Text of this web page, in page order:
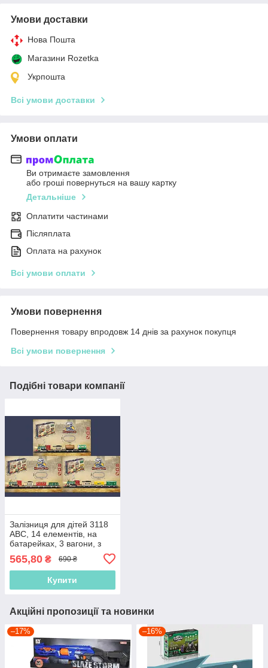
Умови доставки
Нова Пошта
Магазини Rozetka
Укрпошта
Всі умови доставки
Умови оплати
Ви отримаєте замовлення
або гроші повернуться на вашу картку
Детальніше
Оплатити частинами
Післяплата
Оплата на рахунок
Всі умови оплати
Умови повернення
Повернення товару впродовж 14 днів за рахунок покупця
Всі умови повернення
Подібні товари компанії
Залізниця для дітей 3118
АВС, 14 елементів, на
батарейках, 3 вагони, з
565,80 ₴ 690 ₴
Купити
Акційні пропозиції та новинки
–17% –16%